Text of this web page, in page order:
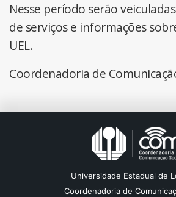
Nesse período serão
de serviços e informações
UEL.
Coordenadoria de
Universidade Estadual de
Coordenadoria de